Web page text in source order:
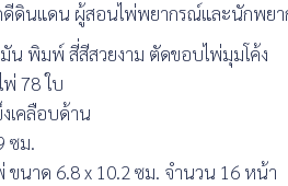
ดีดินแดน ผู้สอนไพ่พยากรณ์และนักพย
พิมพ์ สี่สีสวยงาม ตัดขอบไพ่มุมโค้ง
78 ใบ
เคลือบด้าน
ซม.
ขนาด 6.8 x 10.2 ซม. จำนวน 16 หน้า